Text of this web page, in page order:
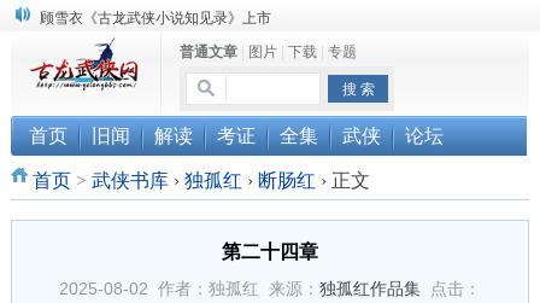
顾雪衣《古龙武侠小说知见录》上市
“武侠书库”查缺补漏活动圆满结束
《古龙小说原貌探究》修订版已上市
普通文章| 图片| 下载| 专题
首页 旧闻 解读 考证 全集 武侠 论坛
首页> 武侠书库 › 独孤红 › 断肠红 ›正文
第二十四章
2025-08-02 作者：独孤红 来源： 独孤红作品集点击：